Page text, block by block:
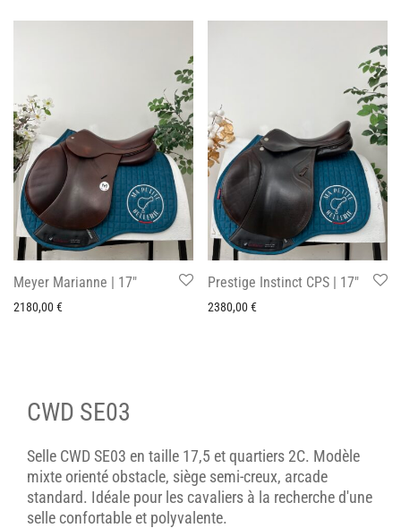
Meyer Marianne | 17″
2180,00€
Prestige Instinct CPS | 17″
2380,00€
CWD SE03
Selle CWD SE03 en taille 17,5 et quartiers 2C. Modèle
mixte orienté obstacle, siège semi-creux, arcade
standard. Idéale pour les cavaliers à la recherche d'une
selle confortable et polyvalente.